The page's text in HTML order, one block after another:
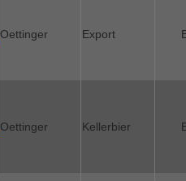
Oettinger Export
Oettinger Kellerbier